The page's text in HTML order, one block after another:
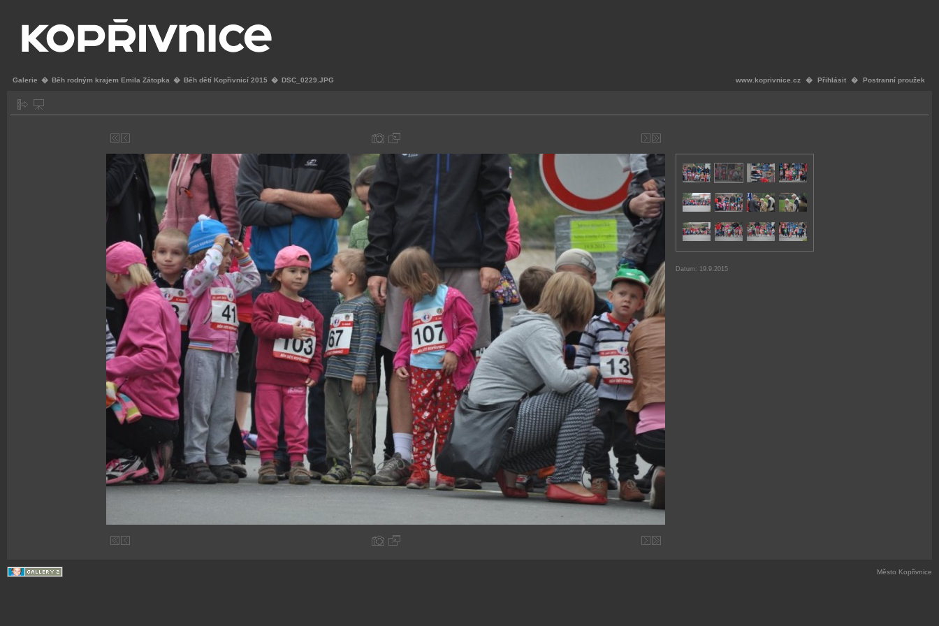
www.koprivnice.cz � Přihlásit � Postranní proužek
Galerie � Běh rodným krajem Emila Zátopka � Běh dětí Kopřivnicí 2015 � DSC_0229.JPG
Datum: 19.9.2015
Město Kopřivnice